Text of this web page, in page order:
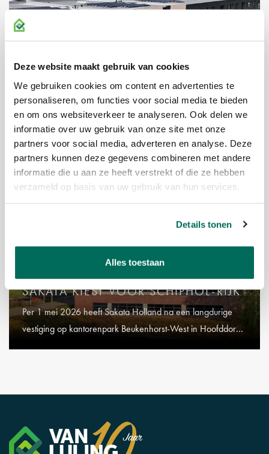
Deze website maakt gebruik van cookies
We gebruiken cookies om content en advertenties te
personaliseren, om functies voor social media te bieden
en om ons websiteverkeer te analyseren. Ook delen we
informatie over uw gebruik van onze site met onze
partners voor social media, adverteren en analyse. Deze
partners kunnen deze gegevens combineren met andere
informatie die u aan ze heeft verstrekt of die ze hebben
verzameld op basis van uw gebruik van hun services.
Details tonen
Alles toestaan
VERHUURD
Recent is de verhuur van alle 10 nieuwbouw bedrijfsunits
aan de Afmijnstraat 81-99 in Amstelveen succesvol
afgerond.
SAKATA KIEST VOOR SCHIPHOL-RIJK
Per 1 mei 2026 heeft Sakata Holland na een langdurige
vestiging op kantorenpark Beukenhorst-West in Hoofddorp